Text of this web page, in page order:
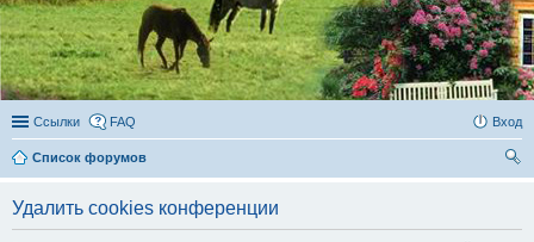
Ссылки FAQ Вход
Список форумов
Удалить cookies конференции